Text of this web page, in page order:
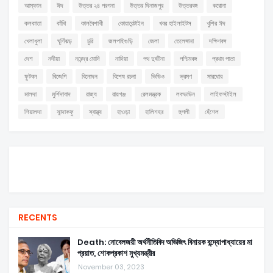
আম্ফান
ঈদ উত্তর ২৪ পরগনা উত্তর দিনাজপুর উত্তরবঙ্গ
করোনা
কলকাতা
কাঁথি কালবৈশাখী কোয়ারেন্টাইন খবর হাইলাইটস
খুশির ঈদ
খেলাধুলা
ঘূর্ণিঝড় চুরি জলপাইগুড়ি জেলা তেলেঙ্গানা
দক্ষিণবঙ্গ
দেশ
নদীয়া নরেন্দ্র মোদি নাদিয়া পথ দুর্ঘটনা পশ্চিমবঙ্গ
প্রথম পাতা
ফুটবল
বিজেপি বিনোদন বিশেষ রচনা ভিডিও ভ্রমণ
মারধোর
মালদা
মুর্শিদাবাদ রাজ্য রায়গঞ্জ রেলমন্ত্রক লকডাউন
লাইফস্টাইল
শিয়ালদা
সান্দাকফু স্বাস্থ্য হাওড়া হালিশহর হুগলী হেঁশেল
RECENTS
Death: নোবেলজয়ী অর্থনীতিবিদ অভিজিৎ বিনায়ক বন্দ্যোপাধ্যায়ের মা
প্রয়াত, শোকপ্রকাশ মুখ্যমন্ত্রীর
November 03, 2023